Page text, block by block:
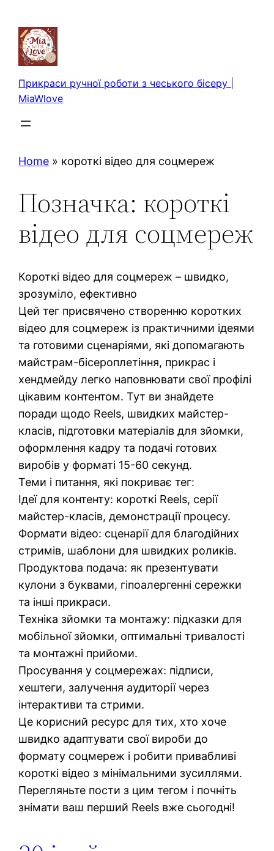
вмісту
Прикраси ручної роботи з чеського бісеру |
MiaWlove
Home » короткі відео для соцмереж
Позначка: короткі
відео для соцмереж
Короткі відео для соцмереж – швидко,
зрозуміло, ефективно
Цей тег присвячено створенню коротких
відео для соцмереж із практичними ідеями
та готовими сценаріями, які допомагають
майстрам-бісероплетіння, прикрас і
хендмейду легко наповнювати свої профілі
цікавим контентом. Тут ви знайдете
поради щодо Reels, швидких майстер-
класів, підготовки матеріалів для зйомки,
оформлення кадру та подачі готових
виробів у форматі 15-60 секунд.
Теми і питання, які покриває тег:
Ідеї для контенту: короткі Reels, серії
майстер-класів, демонстрації процесу.
Формати відео: сценарії для благодійних
стримів, шаблони для швидких роликів.
Продуктова подача: як презентувати
кулони з буквами, гіпоалергенні сережки
та інші прикраси.
Техніка зйомки та монтажу: підказки для
мобільної зйомки, оптимальні тривалості
та монтажні прийоми.
Просування у соцмережах: підписи,
хештеги, залучення аудиторії через
інтерактиви та стрими.
Це корисний ресурс для тих, хто хоче
швидко адаптувати свої вироби до
формату соцмереж і робити привабливі
короткі відео з мінімальними зусиллями.
Перегляньте пости з цим тегом і почніть
знімати ваш перший Reels вже сьогодні!